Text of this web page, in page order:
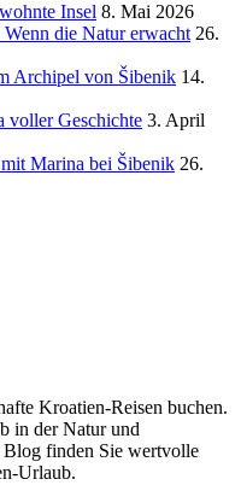
Insel 8. Mai 2026
die Natur erwacht 26.
Archipel von Šibenik 14.
voller Geschichte 3. April
Marina bei Šibenik 26.
Kroatien-Reisen buchen.
in der Natur und
finden Sie wertvolle
Urlaub.